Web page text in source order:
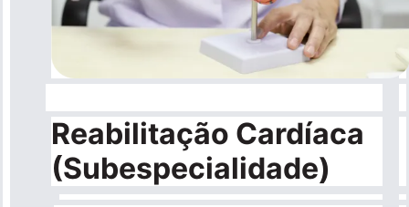
Reabilitação Cardíaca
(Subespecialidade)